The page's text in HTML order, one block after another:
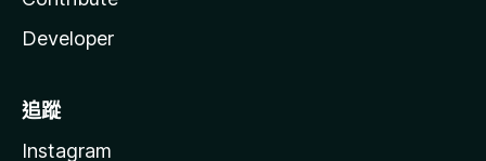
Developer
追蹤
Instagram